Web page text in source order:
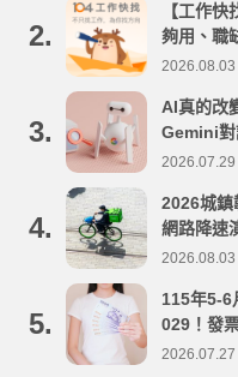
2.
【工作
夠用、職
2026.08.03
3.
AI真的改
Gemini對
2026.07.29
4.
2026城鎮
網路降速
事項整理
2026.08.03
5.
115年5-6
029！發
2026.07.27